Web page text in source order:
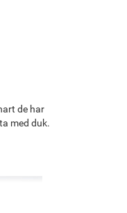
de har
med duk.